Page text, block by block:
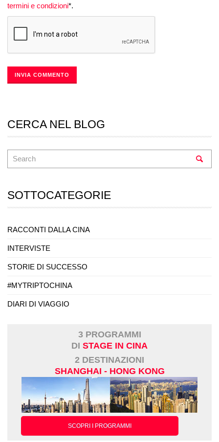
termini e condizioni*.
CERCA NEL BLOG
SOTTOCATEGORIE
RACCONTI DALLA CINA
INTERVISTE
STORIE DI SUCCESSO
#MYTRIPTOCHINA
DIARI DI VIAGGIO
3 PROGRAMMI
DI STAGE IN CINA
2 DESTINAZIONI
SHANGHAI - HONG KONG
SCOPRI I PROGRAMMI